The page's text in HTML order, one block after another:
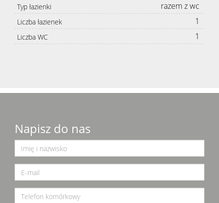
Typ łazienki razem z wc
Liczba łazienek 1
Liczba WC 1
Napisz do nas